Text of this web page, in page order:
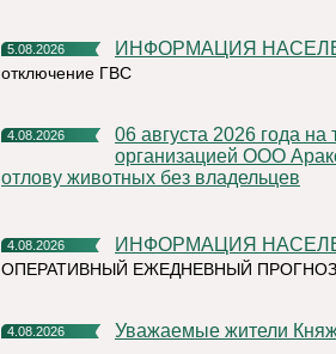
5.08.2026 ИНФОРМАЦИЯ
отключение ГВС
4.08.2026
06 августа 2026 года на территории Княжпогостского района,
организацией ООО
отлову животных без владельцев
4.08.2026 ИНФОРМАЦИЯ
ОПЕРАТИВНЫЙ ЕЖЕДНЕВНЫЙ
4.08.2026 Уважаемые жители